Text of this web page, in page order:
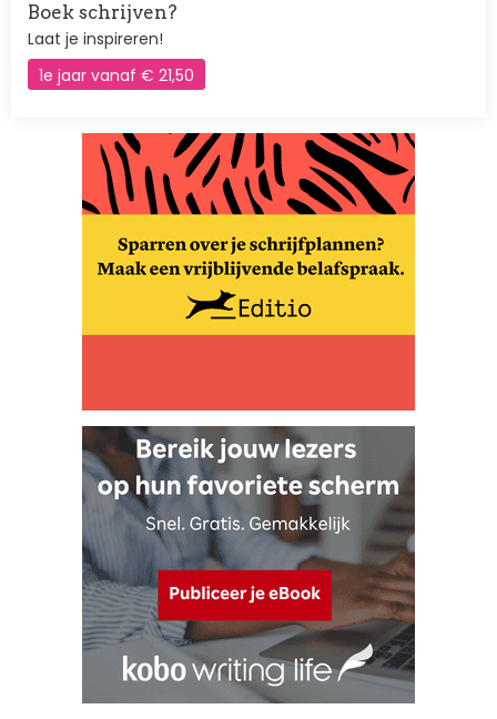
Boek schrijven?
Laat je inspireren!
1e jaar vanaf € 21,50